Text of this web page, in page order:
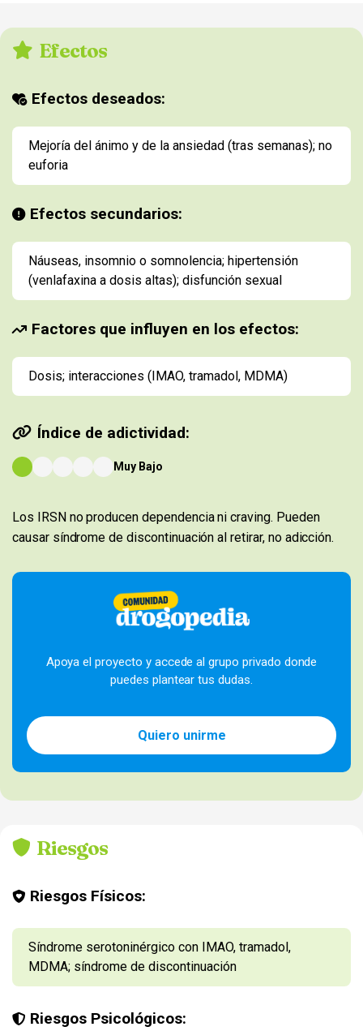
Efectos
Efectos deseados:
Mejoría del ánimo y de la ansiedad (tras semanas); no
euforia
Efectos secundarios:
Náuseas, insomnio o somnolencia; hipertensión
(venlafaxina a dosis altas); disfunción sexual
Factores que influyen en los efectos:
Dosis; interacciones (IMAO, tramadol, MDMA)
Índice de adictividad:
Muy Bajo
Los IRSN no producen dependencia ni craving. Pueden
causar síndrome de discontinuación al retirar, no adicción.
Apoya el proyecto y accede al grupo privado donde
puedes plantear tus dudas.
Quiero unirme
Riesgos
Riesgos Físicos:
Síndrome serotoninérgico con IMAO, tramadol,
MDMA; síndrome de discontinuación
Riesgos Psicológicos: